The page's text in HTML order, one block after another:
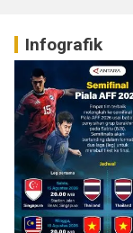
Infografik